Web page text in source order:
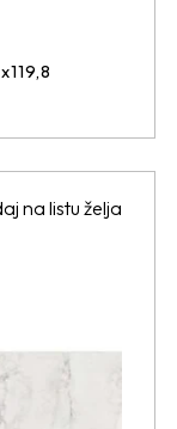
na listu želja